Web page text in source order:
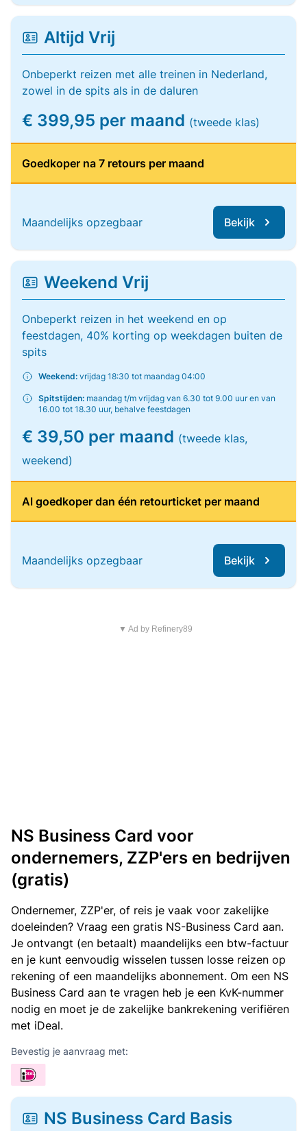
Altijd Vrij
Onbeperkt reizen met alle treinen in Nederland,
zowel in de spits als in de daluren
€ 399,95 per maand (tweede klas)
Goedkoper na 7 retours per maand
Maandelijks opzegbaar Bekijk
Weekend Vrij
Onbeperkt reizen in het weekend en op
feestdagen, 40% korting op weekdagen buiten de
spits
Weekend: vrijdag 18:30 tot maandag 04:00
Spitstijden: maandag t/m vrijdag van 6.30 tot 9.00 uur en van
16.00 tot 18.30 uur, behalve feestdagen
€ 39,50 per maand (tweede klas,
weekend)
Al goedkoper dan één retourticket per maand
Maandelijks opzegbaar Bekijk
▼ Ad by Refinery89
NS Business Card voor
ondernemers, ZZP'ers en bedrijven
(gratis)
Ondernemer, ZZP'er, of reis je vaak voor zakelijke
doeleinden? Vraag een gratis NS-Business Card aan.
Je ontvangt (en betaalt) maandelijks een btw-factuur
en je kunt eenvoudig wisselen tussen losse reizen op
rekening of een maandelijks abonnement. Om een NS
Business Card aan te vragen heb je een KvK-nummer
nodig en moet je de zakelijke bankrekening verifiëren
met iDeal.
Bevestig je aanvraag met:
NS Business Card Basis